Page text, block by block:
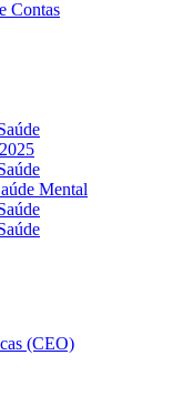
Contas
Mental
(CEO)